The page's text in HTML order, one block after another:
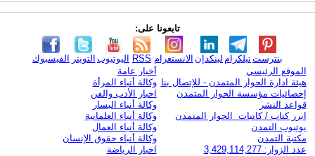
تابعونا على:
الفيسبوك التويتر اليوتيوب RSS الانستغرام لينكدإن تيلكرامبنترست
الموقع الرئيسي
هيئة ادارة الحوار المتمدن - للإتصال بنا
إحصائيات مؤسسة الحوار المتمدن
قواعد النشر
ابرز كتاب / كاتبات الحوار المتمدن
يوتيوب التمدن
مكتبة التمدن
عدد الزوار: 3,429,114,277
أخبار عامة
وكالة أنباء المرأة
اخبار الأدب والفن
وكالة أنباء اليسار
وكالة أنباء العلمانية
وكالة أنباء العمال
وكالة أنباء حقوق الإنسان
اخبار الرياضة